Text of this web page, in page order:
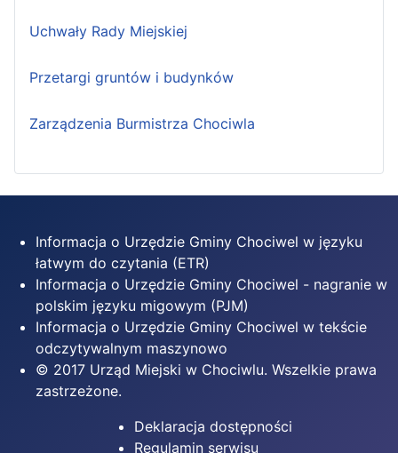
Uchwały Rady Miejskiej
Przetargi gruntów i budynków
Zarządzenia Burmistrza Chociwla
Informacja o Urzędzie Gminy Chociwel w języku
łatwym do czytania (ETR)
Informacja o Urzędzie Gminy Chociwel - nagranie w
polskim języku migowym (PJM)
Informacja o Urzędzie Gminy Chociwel w tekście
odczytywalnym maszynowo
© 2017 Urząd Miejski w Chociwlu. Wszelkie prawa
zastrzeżone.
Deklaracja dostępności
Regulamin serwisu